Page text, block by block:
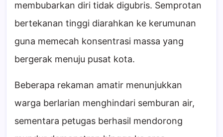
membubarkan diri tidak digubris. Semprotan
bertekanan tinggi diarahkan ke kerumunan
guna memecah konsentrasi massa yang
bergerak menuju pusat kota.
Beberapa rekaman amatir menunjukkan
warga berlarian menghindari semburan air,
sementara petugas berhasil mendorong